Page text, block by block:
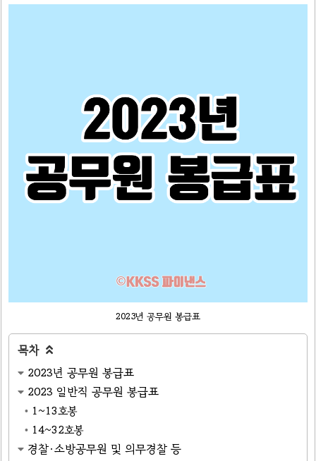
2023년 공무원 봉급표
목차 
2023년 공무원 봉급표
2023 일반직 공무원 봉급표
1~13호봉
14~32호봉
경찰·소방공무원 및 의무경찰 등